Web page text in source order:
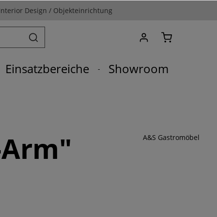
Design / Objekteinrichtung
Einsatzbereiche Showroom
A&S Gastromöbel